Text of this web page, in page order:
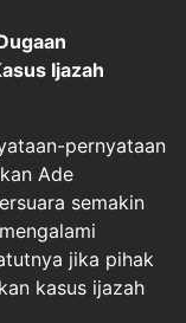
Ijazah
pernyataan
Ade
semakin
jika pihak
kasus ijazah